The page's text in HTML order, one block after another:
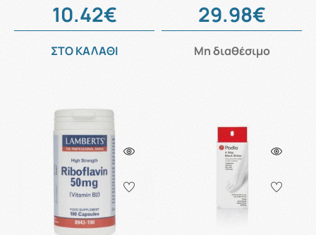
10.42€
ΣΤΟ ΚΑΛΑΘΙ
29.98€
Μη διαθέσιμο